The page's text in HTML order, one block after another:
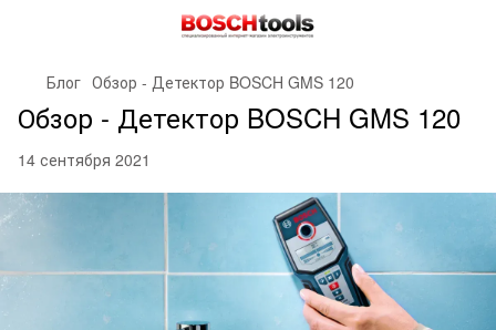
Блог Обзор - Детектор BOSCH GMS 120
Обзор - Детектор BOSCH GMS 120
14 сентября 2021